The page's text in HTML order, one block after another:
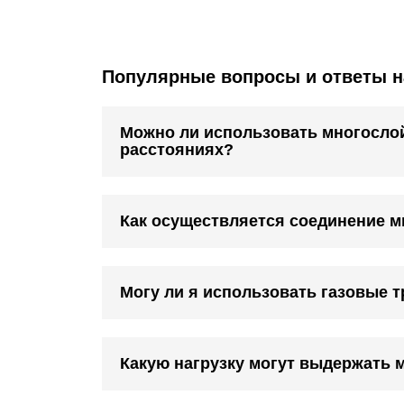
Популярные вопросы и ответы
Можно ли использовать
расстояниях?
Как осуществляется соединение
Могу ли я использовать газовые
Какую нагрузку могут